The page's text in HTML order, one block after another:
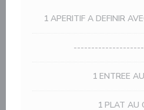
1 APERITIF A DEFINIR
1 ENTREE
1 PLAT AU